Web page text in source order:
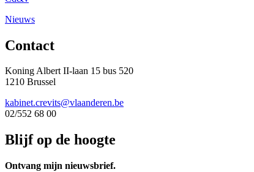
Nieuws
Contact
Koning Albert II-laan 15 bus 520
1210 Brussel
kabinet.crevits@vlaanderen.be
02/552 68 00
Blijf op de hoogte
Ontvang mijn nieuwsbrief.